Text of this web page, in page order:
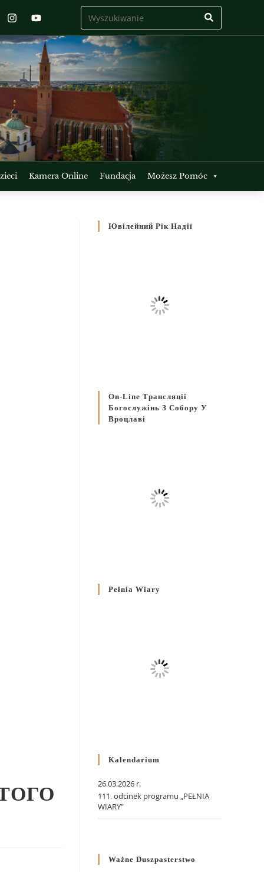
Kamera Online Fundacja Możesz Pomóc
Ювілейний Рік Надії
On-Line Трансляції
Богослужінь З Собору У
Вроцлаві
Pełnia Wiary
Kalendarium
26.03.2026 r.
111. odcinek programu „PEŁNIA
WIARY”
Ważne Duszpasterstwo